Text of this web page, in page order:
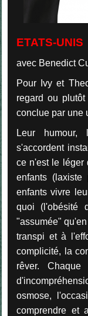
ETATS-UNIS
avec Benedict
Pour Ivy et
regard ou
conclue par une
Leur humour,
s'accordent
ce n'est le léger
enfants
enfants vivre
quoi (l'obésité
"assumée"
transpi et à
complicité, la
rêver.
osmose,
comprendre et